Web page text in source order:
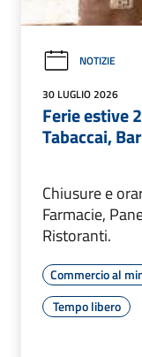
NOTIZIE
30 LUGLIO 2026
Ferie estive
Tabaccai,
Chiusure e
Farmacie,
Ristoranti.
Commercio al
Tempo libero